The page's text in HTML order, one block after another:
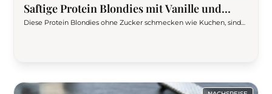
Saftige Protein Blondies mit Vanille und
Mandelmus
Diese Protein Blondies ohne Zucker schmecken wie Kuchen, sind